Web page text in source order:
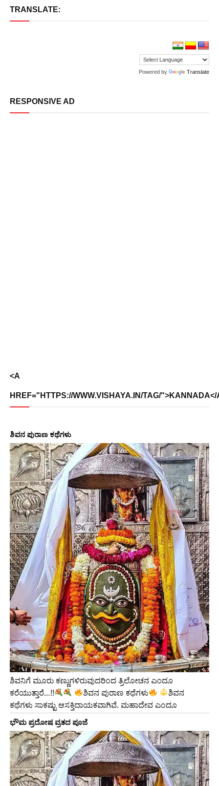
TRANSLATE:
Powered by Translate
RESPONSIVE AD
<A
HREF="HTTPS://WWW.VISHAYA.IN/TAG/">KANNADA</
ಶಿವನ ಪುರಾಣ ಕಥೆಗಳು
ಶಿವನಿಗೆ ಮೂರು ಕಣ್ಣುಗಳಿರುವುದರಿಂದ ತ್ರಿಲೋಚನ ಎಂದೂ
ಕರೆಯುತ್ತಾರೆ…!!
ಶಿವನ ಪುರಾಣ ಕಥೆಗಳು
ಶಿವನ
ಕಥೆಗಳು ಸಾಕಷ್ಟು ಆಸಕ್ತಿದಾಯಕವಾಗಿವೆ. ಮಹಾದೇವ ಎಂದೂ
ಭೌಮ ಪ್ರದೋಷ ವ್ರತದ ಪೂಜೆ